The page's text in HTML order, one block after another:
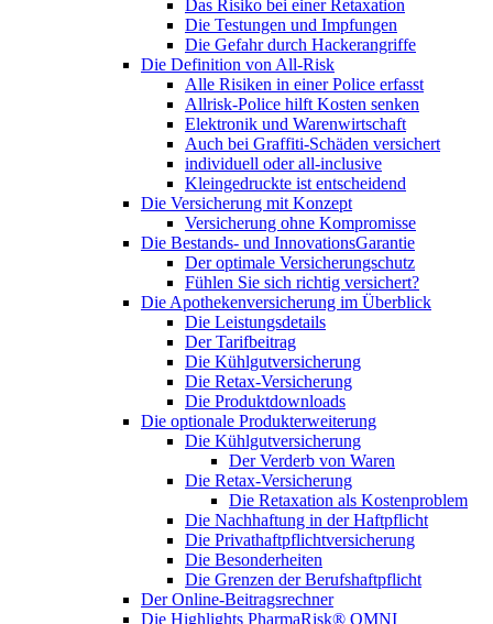
Das Risiko bei einer Retaxation
Die Testungen und Impfungen
Die Gefahr durch Hackerangriffe
Die Definition von All-Risk
Alle Risiken in einer Police erfasst
Allrisk-Police hilft Kosten senken
Elektronik und Warenwirtschaft
Auch bei Graffiti-Schäden versichert
individuell oder all-inclusive
Kleingedruckte ist entscheidend
Die Versicherung mit Konzept
Versicherung ohne Kompromisse
Die Bestands- und InnovationsGarantie
Der optimale Versicherungschutz
Fühlen Sie sich richtig versichert?
Die Apothekenversicherung im Überblick
Die Leistungsdetails
Der Tarifbeitrag
Die Kühlgutversicherung
Die Retax-Versicherung
Die Produktdownloads
Die optionale Produkterweiterung
Die Kühlgutversicherung
Der Verderb von Waren
Die Retax-Versicherung
Die Retaxation als Kostenproblem
Die Nachhaftung in der Haftpflicht
Die Privathaftpflichtversicherung
Die Besonderheiten
Die Grenzen der Berufshaftpflicht
Der Online-Beitragsrechner
Die Highlights PharmaRisk® OMNI